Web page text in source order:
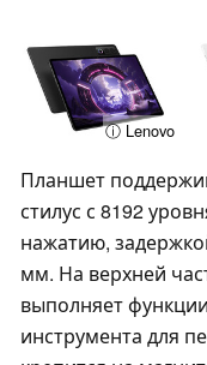
ⓘ Lenovo
Планшет
стилус с 8192
нажатию,
мм. На верхней
выполняет
инструмента для